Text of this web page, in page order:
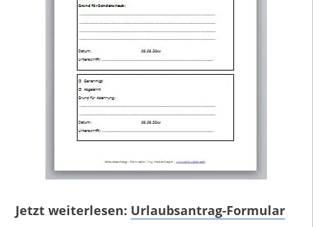
Jetzt weiterlesen: Urlaubsantrag-Formular